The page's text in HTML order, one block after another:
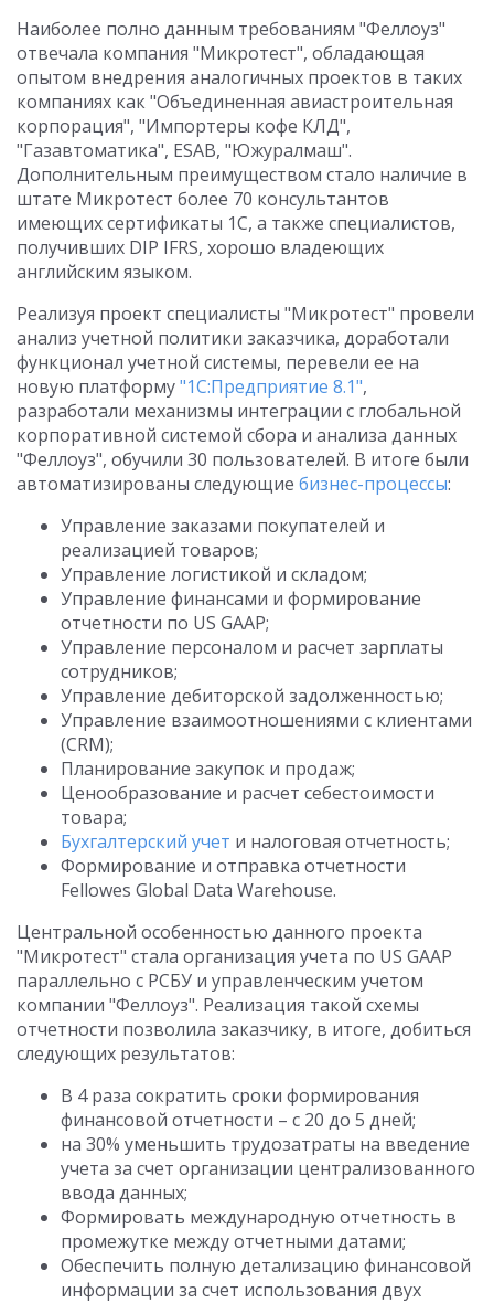
Наиболее полно данным требованиям "Феллоуз"
отвечала компания "Микротест", обладающая
опытом внедрения аналогичных проектов в таких
компаниях как "Объединенная авиастроительная
корпорация", "Импортеры кофе КЛД",
"Газавтоматика", ESAB, "Южуралмаш".
Дополнительным преимуществом стало наличие в
штате Микротест более 70 консультантов
имеющих сертификаты 1С, а также специалистов,
получивших DIP IFRS, хорошо владеющих
английским языком.
Реализуя проект специалисты "Микротест" провели
анализ учетной политики заказчика, доработали
функционал учетной системы, перевели ее на
новую платформу"1С:Предприятие 8.1",
разработали механизмы интеграции с глобальной
корпоративной системой сбора и анализа данных
"Феллоуз", обучили 30 пользователей. В итоге были
автоматизированы следующие бизнес-процессы:
Управление заказами покупателей и
реализацией товаров;
Управление логистикой и складом;
Управление финансами и формирование
отчетности по US GAAP;
Управление персоналом и расчет зарплаты
сотрудников;
Управление дебиторской задолженностью;
Управление взаимоотношениями с клиентами
(CRM);
Планирование закупок и продаж;
Ценообразование и расчет себестоимости
товара;
Бухгалтерский учет и налоговая отчетность;
Формирование и отправка отчетности
Fellowes Global Data Warehouse.
Центральной особенностью данного проекта
"Микротест" стала организация учета по US GAAP
параллельно с РСБУ и управленческим учетом
компании "Феллоуз". Реализация такой схемы
отчетности позволила заказчику, в итоге, добиться
следующих результатов:
В 4 раза сократить сроки формирования
финансовой отчетности – с 20 до 5 дней;
на 30% уменьшить трудозатраты на введение
учета за счет организации централизованного
ввода данных;
Формировать международную отчетность в
промежутке между отчетными датами;
Обеспечить полную детализацию финансовой
информации за счет использования двух